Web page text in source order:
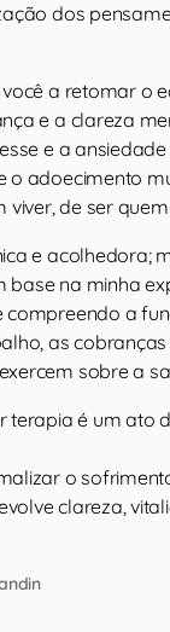
dos
a retomar o
e a clareza
e a
o adoecimento
de ser quem
e acolhedora;
base na minha
compreendo a
as
sobre a
terapia é um ato
o
clareza,